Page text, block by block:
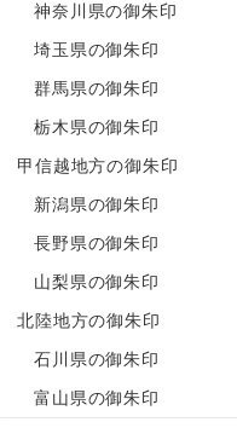
神奈川県の御朱印
埼玉県の御朱印
群馬県の御朱印
栃木県の御朱印
甲信越地方の御朱印
新潟県の御朱印
長野県の御朱印
山梨県の御朱印
北陸地方の御朱印
石川県の御朱印
富山県の御朱印